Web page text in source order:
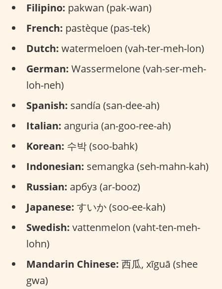
Filipino: pakwan (pak-wan)
French: pastèque (pas-tek)
Dutch: watermeloen (vah-ter-meh-lon)
German: Wassermelone (vah-ser-meh-
loh-neh)
Spanish: sandía (san-dee-ah)
Italian: anguria (an-goo-ree-ah)
Korean: 수박 (soo-bahk)
Indonesian: semangka (seh-mahn-kah)
Russian: арбуз (ar-booz)
Japanese: すいか (soo-ee-kah)
Swedish: vattenmelon (vaht-ten-meh-
lohn)
Mandarin Chinese: 西瓜, xīguā (shee
gwa)